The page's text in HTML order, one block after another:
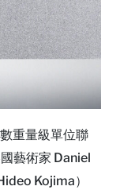
重量級單位聯
藝術家 Daniel
Kojima）